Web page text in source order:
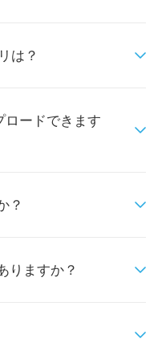
は？
ロードできます
？
りますか？